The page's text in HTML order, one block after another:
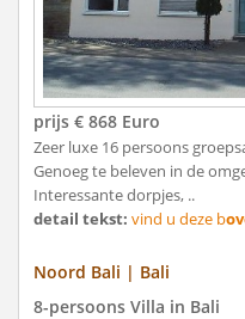
prijs € 868 Euro
Zeer luxe 16 persoons
Genoeg te beleven in de
Interessante dorpjes, ..
detail tekst: vind u deze b
Noord Bali | Bali
8-persoons Villa in Bali